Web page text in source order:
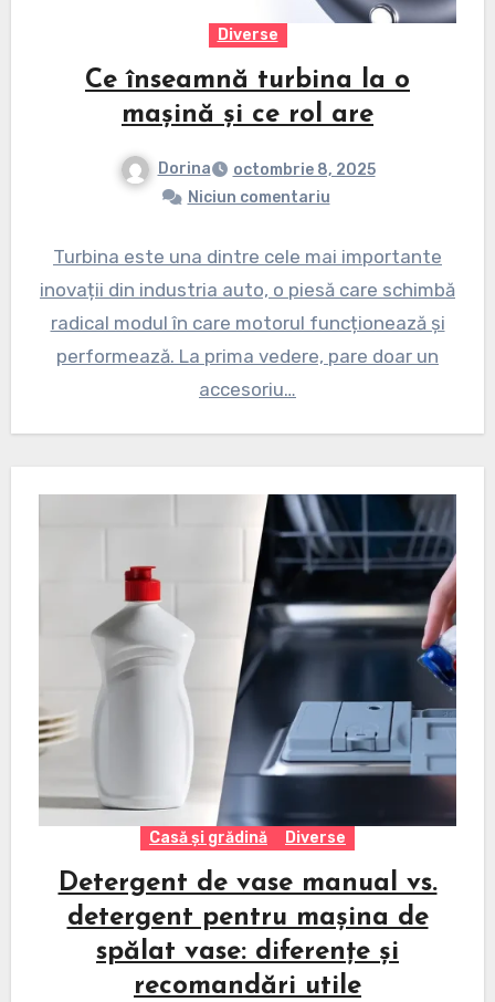
Diverse
Ce înseamnă turbina la o
mașină și ce rol are
Dorina
octombrie 8, 2025
Niciun comentariu
Turbina este una dintre cele mai importante
inovații din industria auto, o piesă care schimbă
radical modul în care motorul funcționează și
performează. La prima vedere, pare doar un
accesoriu…
Casă și grădină Diverse
Detergent de vase manual vs.
detergent pentru mașina de
spălat vase: diferențe și
recomandări utile